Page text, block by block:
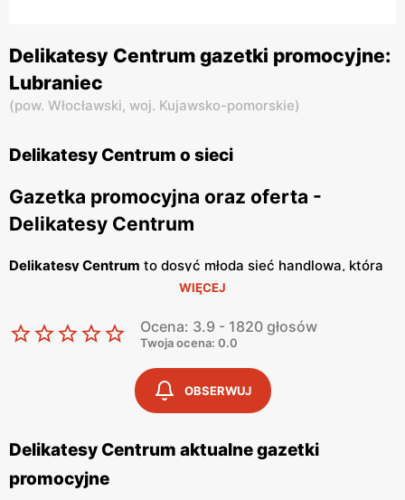
Delikatesy Centrum gazetki promocyjne:
Lubraniec
(pow. Włocławski, woj. Kujawsko-pomorskie)
Delikatesy Centrum o sieci
Gazetka promocyjna oraz oferta -
Delikatesy Centrum
Delikatesy Centrum to dosyć młoda sieć handlowa, która
należy do Grupy Eurocash. Posiada ponad 1000 sklepów
nowe. Jej głównym celem jest oferowanie Tobie dobrej
cenach. Placówki handlowe znajdują się bardzo blisko
osiedli mieszkaniowych, tak abyś miał możliwość zrobienia
rzeczowym podejściem do klienta oraz korzystają ze
sprawdzonych dostawców, a personelowi nie schodzi
WIĘCEJ
Ocena: 3.9 - 1820 głosów
Twoja ocena: 0.0
OBSERWUJ
Delikatesy Centrum aktualne gazetki
promocyjne